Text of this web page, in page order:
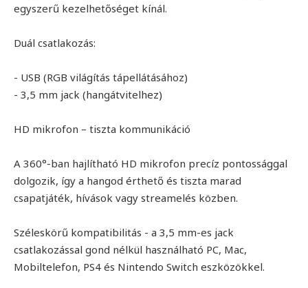
egyszerű kezelhetőséget kínál.
Duál csatlakozás:
- USB (RGB világítás tápellátásához)
- 3,5 mm jack (hangátvitelhez)
HD mikrofon – tiszta kommunikáció
A 360°-ban hajlítható HD mikrofon precíz pontossággal
dolgozik, így a hangod érthető és tiszta marad
csapatjáték, hívások vagy streamelés közben.
Széleskörű kompatibilitás - a 3,5 mm-es jack
csatlakozással gond nélkül használható PC, Mac,
Mobiltelefon, PS4 és Nintendo Switch eszközökkel.